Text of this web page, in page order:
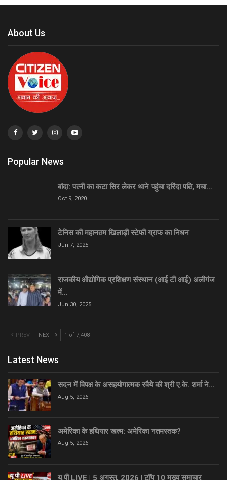
About Us
Popular News
बांदा: पत्नी का कटा सिर लेकर थाने पहुंचा दरिंदा पति, मचा…
Oct 9, 2020
टेनिस की महानतम खिलाड़ी स्टेफी ग्राफ का निधन
Jun 7, 2025
राजकीय औद्योगिक प्रशिक्षण संस्थान (आई टी आई) अलीगंज
में…
Jun 30, 2025
PREV NEXT 1 of 7,408
Latest News
सदन में विपक्ष के असहयोगात्मक रवैये की श्री ए.के. शर्मा ने…
Aug 5, 2026
अमेरिका के हथियार खत्म: अमेरिका नतमस्तक?
Aug 5, 2026
यू पी LIVE | 5 अगस्त, 2026 | टॉप 10 मुख्य समाचार